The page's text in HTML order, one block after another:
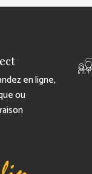
en ligne,
ou